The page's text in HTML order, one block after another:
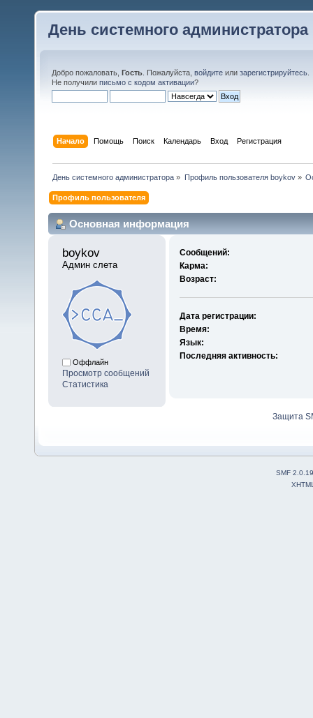
День системного администратора
Добро пожаловать, Гость . Пожалуйста, войдите или зарегистрируйтесь
Не получили письмо с кодом активации?
Начало Помощь Поиск Календарь Вход Регистрация
День системного администратора » Профиль пользователя boykov»
Профиль пользователя
Основная информация
boykov
Админ слета
Оффлайн
Просмотр сообщений
Статистика
Сообщений:
Карма:
Возраст:
Дата регистрации:
Время:
Язык:
Последняя активность:
Защита
SMF 2.0.19